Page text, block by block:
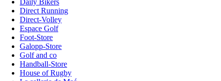
Direct Running
Direct-Volley
Espace Golf
Foot-Store
Galopp-Store
Golf and co
Handball-Store
House of Rugby